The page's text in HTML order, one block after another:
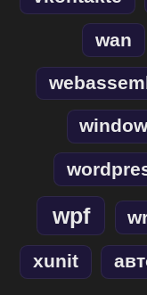
wan
wpf
xunit